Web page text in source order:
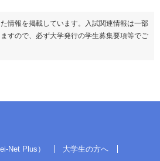
情報を掲載しています。入試関連情報は一部
すので、必ず大学発行の学生募集要項等でご
Net Plus） 大学生の方へ